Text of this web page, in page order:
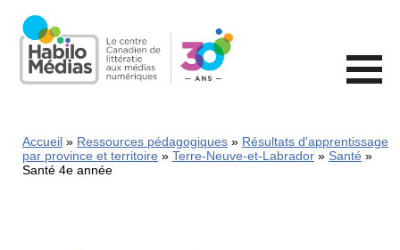
main
content
Accueil Ressources pédagogiques
Résultats d'apprentissage
par province et territoire
Terre-Neuve-et-Labrador
Santé
Santé 4e année